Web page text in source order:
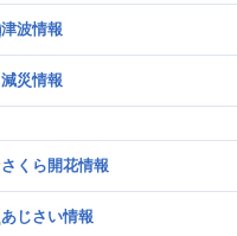
津波情報
減災情報
さくら開花情報
あじさい情報